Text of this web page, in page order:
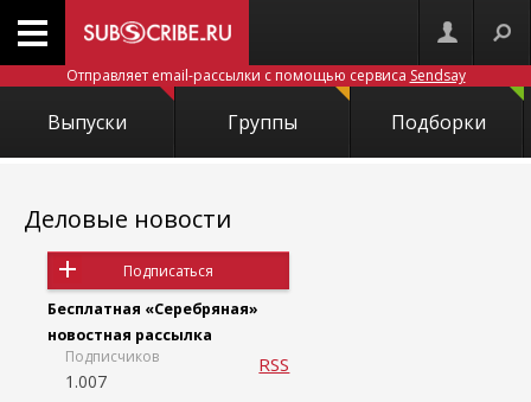
Отправляет email-рассылки с помощью сервиса Sendsay
Выпуски Группы Подборки
Деловые новости
Подписаться
Бесплатная «Серебряная»
новостная рассылка
Подписчиков
1.007
RSS